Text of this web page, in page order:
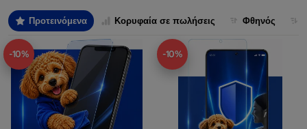
Προτεινόμενα Κορυφαία σε πωλήσεις Φθηνός
-10% -10%